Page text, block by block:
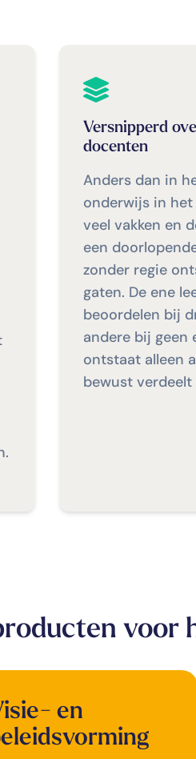
Versnipperd
docenten
Anders dan in
onderwijs in
veel vakken en
een
zonder regie
gaten. De ene
beoordelen bij
andere bij geen
ontstaat alleen
bewust
voor
en